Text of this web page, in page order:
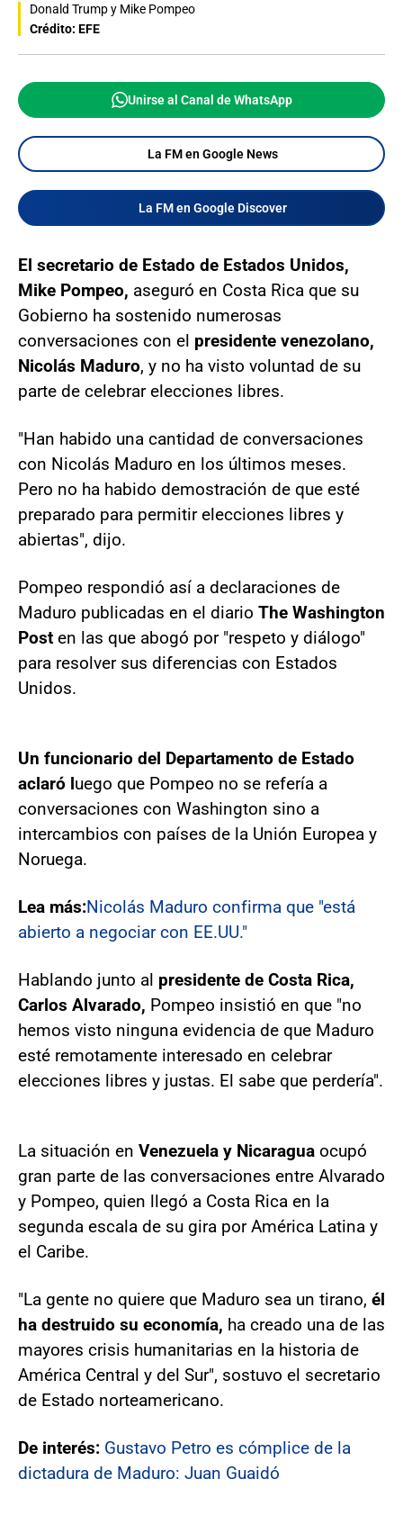
Donald Trump y Mike Pompeo
Crédito: EFE
Unirse al Canal de WhatsApp
La FM en Google News
La FM en Google Discover
El secretario de Estado de Estados Unidos,
Mike Pompeo, aseguró en Costa Rica que su
Gobierno ha sostenido numerosas
conversaciones con el presidente venezolano,
Nicolás Maduro, y no ha visto voluntad de su
parte de celebrar elecciones libres.
"Han habido una cantidad de conversaciones
con Nicolás Maduro en los últimos meses.
Pero no ha habido demostración de que esté
preparado para permitir elecciones libres y
abiertas", dijo.
Pompeo respondió así a declaraciones de
Maduro publicadas en el diario The Washington
Post en las que abogó por "respeto y diálogo"
para resolver sus diferencias con Estados
Unidos.
Un funcionario del Departamento de Estado
aclaró luego que Pompeo no se refería a
conversaciones con Washington sino a
intercambios con países de la Unión Europea y
Noruega.
Lea más:Nicolás Maduro confirma que "está
abierto a negociar con EE.UU."
Hablando junto al presidente de Costa Rica,
Carlos Alvarado, Pompeo insistió en que "no
hemos visto ninguna evidencia de que Maduro
esté remotamente interesado en celebrar
elecciones libres y justas. El sabe que perdería".
La situación en Venezuela y Nicaragua ocupó
gran parte de las conversaciones entre Alvarado
y Pompeo, quien llegó a Costa Rica en la
segunda escala de su gira por América Latina y
el Caribe.
"La gente no quiere que Maduro sea un tirano, él
ha destruido su economía, ha creado una de las
mayores crisis humanitarias en la historia de
América Central y del Sur", sostuvo el secretario
de Estado norteamericano.
De interés: Gustavo Petro es cómplice de la
dictadura de Maduro: Juan Guaidó